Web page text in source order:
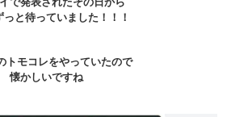
っと待っていました！！！
トモコレをやっていたので
懐かしいですね